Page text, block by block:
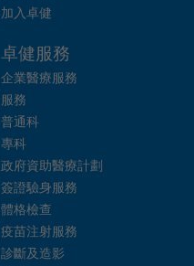
加入卓健
卓健服務
企業醫療服務
服務
普通科
專科
政府資助醫療計劃
簽證驗身服務
體格檢查
疫苗注射服務
診斷及造影